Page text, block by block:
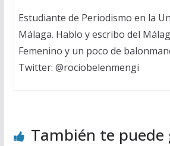
Estudiante de Periodismo en la
Málaga. Hablo y escribo del
Femenino y un poco de
Twitter: @rociobelenmengi
También te puede